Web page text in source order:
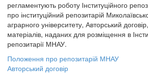
регламентують роботу Інституційного
про інституційний репозитарій
аграрного університету, Авторський
матеріалів, наданих для розміщення в
репозитарії МНАУ.
Положення про репозитарій МНАУ
Авторський договір